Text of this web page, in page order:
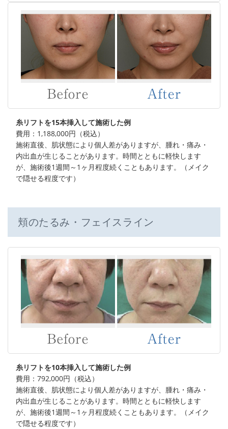
糸リフトを15本挿入して施術した例
費用：1,188,000円（税込）
施術直後、肌状態により個人差がありますが、腫れ・痛み・
内出血が生じることがあります。時間とともに軽快します
が、施術後1週間～1ヶ月程度続くこともあります。（メイク
で隠せる程度です）
頬のたるみ・フェイスライン
糸リフトを10本挿入して施術した例
費用：792,000円（税込）
施術直後、肌状態により個人差がありますが、腫れ・痛み・
内出血が生じることがあります。時間とともに軽快します
が、施術後1週間～1ヶ月程度続くこともあります。（メイク
で隠せる程度です）